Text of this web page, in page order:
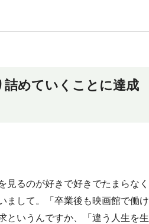
めていくことに達成
るのが好きで好きでたまらなく
まして。「卒業後も映画館で働け
というんですか、「違う人生を生